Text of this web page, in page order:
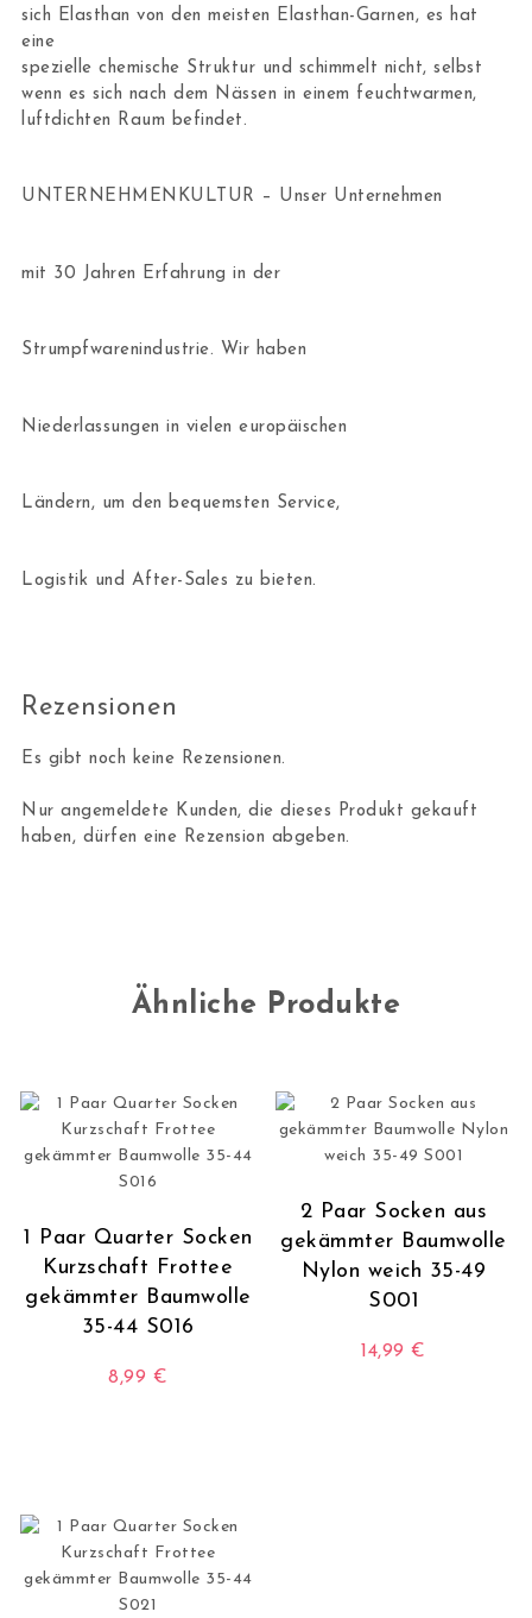
sich Elasthan von den meisten Elasthan-Garnen, es hat
eine
spezielle chemische Struktur und schimmelt nicht, selbst
wenn es sich nach dem Nässen in einem feuchtwarmen,
luftdichten Raum befindet.
UNTERNEHMENKULTUR – Unser Unternehmen
mit 30 Jahren Erfahrung in der
Strumpfwarenindustrie. Wir haben
Niederlassungen in vielen europäischen
Ländern, um den bequemsten Service,
Logistik und After-Sales zu bieten.
Rezensionen
Es gibt noch keine Rezensionen.
Nur angemeldete Kunden, die dieses Produkt gekauft
haben, dürfen eine Rezension abgeben.
Ähnliche Produkte
1 Paar Quarter Socken
Kurzschaft Frottee
gekämmter Baumwolle
35-44 S016
8,99 €
2 Paar Socken aus
gekämmter Baumwolle
Nylon weich 35-49
S001
14,99€